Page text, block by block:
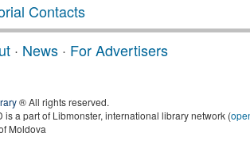
Contacts
· News · For Advertisers
® All rights reserved.
is a part of Libmonster, international library network (
Moldova